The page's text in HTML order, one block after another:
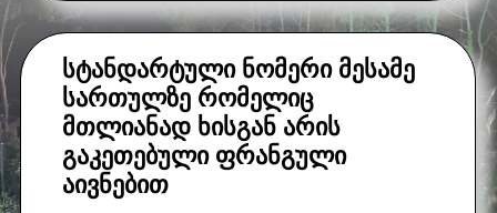
*ამ ნომერში შესაძლებელია მესამე
ივნისი,სექტემბერი:
90
(საუზმე ჩათვლილია)
ივლისი:95 $
(საუზმე
ჩათვლილია)
აგვისტო:100 $
(საუზმე
ჩათვლილია)